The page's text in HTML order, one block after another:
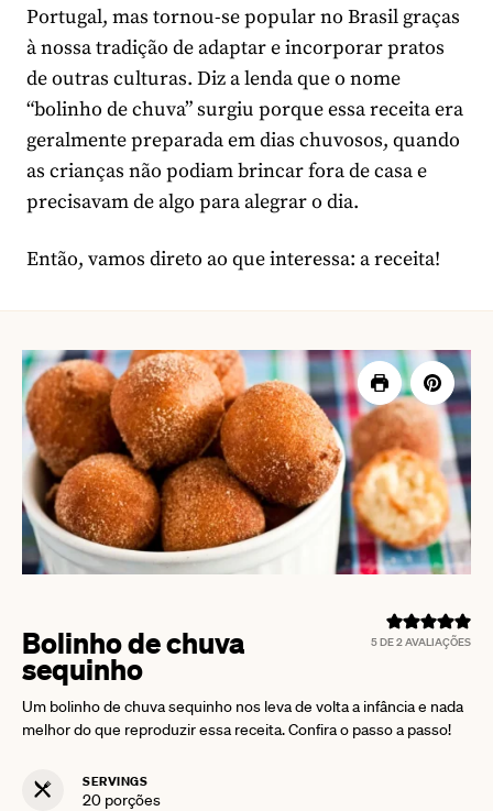
Portugal, mas tornou-se popular no Brasil graças
à nossa tradição de adaptar e incorporar pratos
de outras culturas. Diz a lenda que o nome
“bolinho de chuva” surgiu porque essa receita era
geralmente preparada em dias chuvosos, quando
as crianças não podiam brincar fora de casa e
precisavam de algo para alegrar o dia.
Então, vamos direto ao que interessa: a receita!
5DE2AVALIAÇÕES
Bolinho de chuva
sequinho
Um bolinho de chuva sequinho nos leva de volta a infância e nada
melhor do que reproduzir essa receita. Confira o passo a passo!
SERVINGS
20 porções